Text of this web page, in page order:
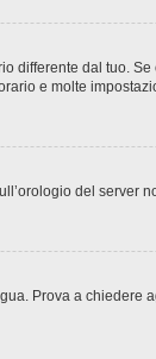
differente dal tuo.
e molte
del server
Prova a